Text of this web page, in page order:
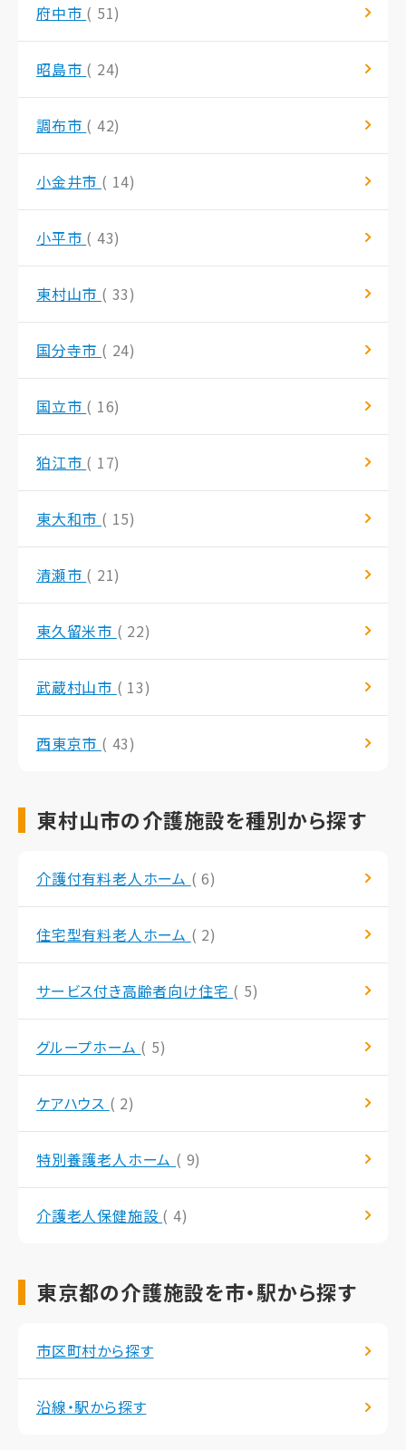
府中市 ( 51)
昭島市 ( 24)
調布市 ( 42)
小金井市 ( 14)
小平市 ( 43)
東村山市 ( 33)
国分寺市 ( 24)
国立市 ( 16)
狛江市 ( 17)
東大和市 ( 15)
清瀬市 ( 21)
東久留米市 ( 22)
武蔵村山市 ( 13)
西東京市 ( 43)
東村山市の介護施設を種別から探す
介護付有料老人ホーム ( 6)
住宅型有料老人ホーム ( 2)
サービス付き高齢者向け住宅 ( 5)
グループホーム ( 5)
ケアハウス ( 2)
特別養護老人ホーム ( 9)
介護老人保健施設 ( 4)
東京都の介護施設を市・駅から探す
市区町村から探す
沿線・駅から探す